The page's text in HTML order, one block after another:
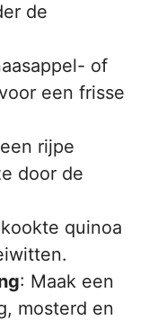
de
of
een frisse
rijpe
door de
quinoa
: Maak een
mosterd en